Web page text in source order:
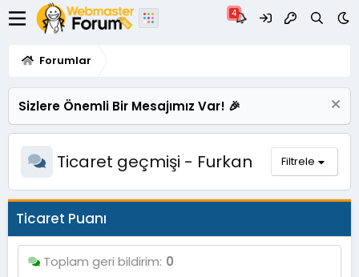
Forumlar
Sizlere Önemli Bir Mesajımız Var! 🎉
Ticaret geçmişi - Furkan Filtrele
Ticaret Puanı
Toplam geri bildirim 0